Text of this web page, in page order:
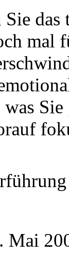
das
mal
Mai